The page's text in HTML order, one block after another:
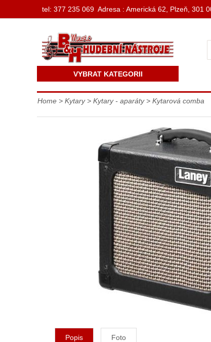
Home > Kytary> Kytary - aparáty> Kytarová comba
Popis Foto
VYBRAT KATEGORII
tel: 377 235 069 Adresa : Americká 62, Plzeň,